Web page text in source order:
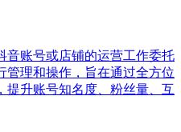
音账号或店铺的运营工作委托
管理和操作，旨在通过全方位
提升账号知名度、粉丝量、互